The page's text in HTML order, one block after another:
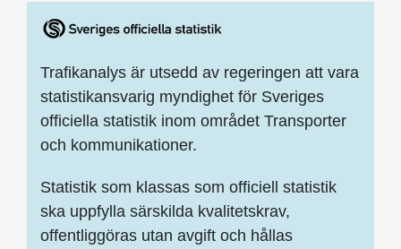
Trafikanalys är utsedd av regeringen att vara
statistikansvarig myndighet för Sveriges
officiella statistik inom området Transporter
och kommunikationer.
Statistik som klassas som officiell statistik
ska uppfylla särskilda kvalitetskrav,
offentliggöras utan avgift och hållas